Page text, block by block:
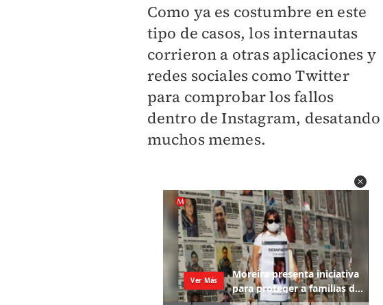
Como ya es costumbre en este
tipo de casos, los internautas
corrieron a otras aplicaciones y
redes sociales como Twitter
para comprobar los fallos
dentro de Instagram, desatando
muchos memes.